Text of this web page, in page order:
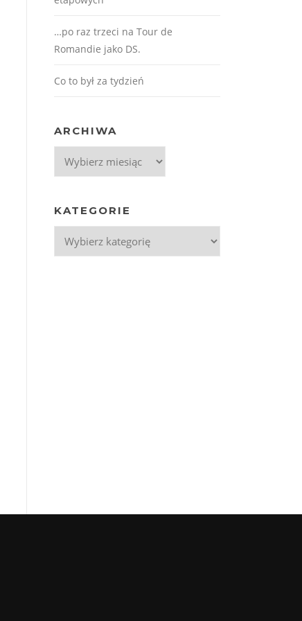
…po raz trzeci na Tour de
Romandie jako DS.
Co to był za tydzień
ARCHIWA
Archiwa
KATEGORIE
Kategorie